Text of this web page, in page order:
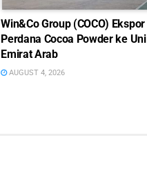
Win&Co Group (COCO) Ekspor
Perdana Cocoa Powder ke Uni
Emirat Arab
AUGUST 4, 2026